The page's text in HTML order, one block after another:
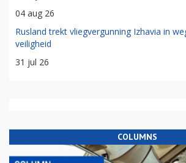
04 aug 26
Rusland trekt vliegvergunning Izhavia in
veiligheid
31 jul 26
COLUMNS